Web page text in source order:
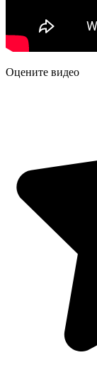
Оцените видео